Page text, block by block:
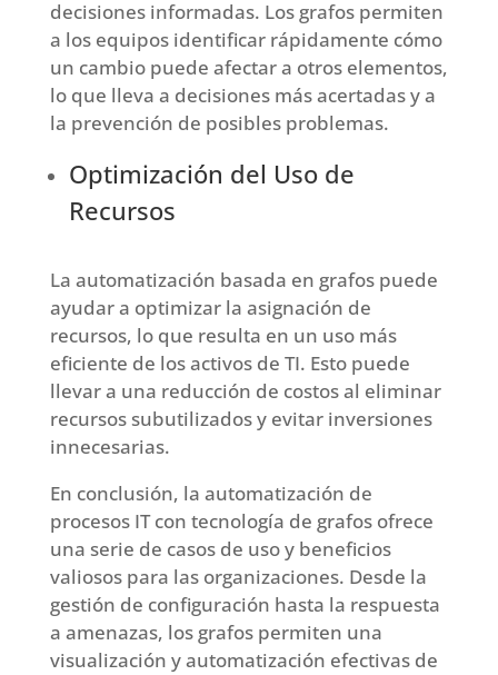
decisiones informadas. Los grafos permiten
a los equipos identificar rápidamente cómo
un cambio puede afectar a otros elementos,
lo que lleva a decisiones más acertadas y a
la prevención de posibles problemas.
Optimización del Uso de
Recursos
La automatización basada en grafos puede
ayudar a optimizar la asignación de
recursos, lo que resulta en un uso más
eficiente de los activos de TI. Esto puede
llevar a una reducción de costos al eliminar
recursos subutilizados y evitar inversiones
innecesarias.
En conclusión, la automatización de
procesos IT con tecnología de grafos ofrece
una serie de casos de uso y beneficios
valiosos para las organizaciones. Desde la
gestión de configuración hasta la respuesta
a amenazas, los grafos permiten una
visualización y automatización efectivas de